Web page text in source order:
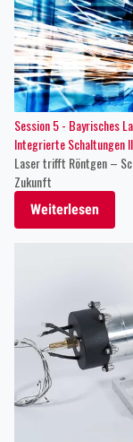
Session 5 - Bayrisches
Integrierte Schaltungen
Laser trifft Röntgen –
Zukunft
Weiterlesen